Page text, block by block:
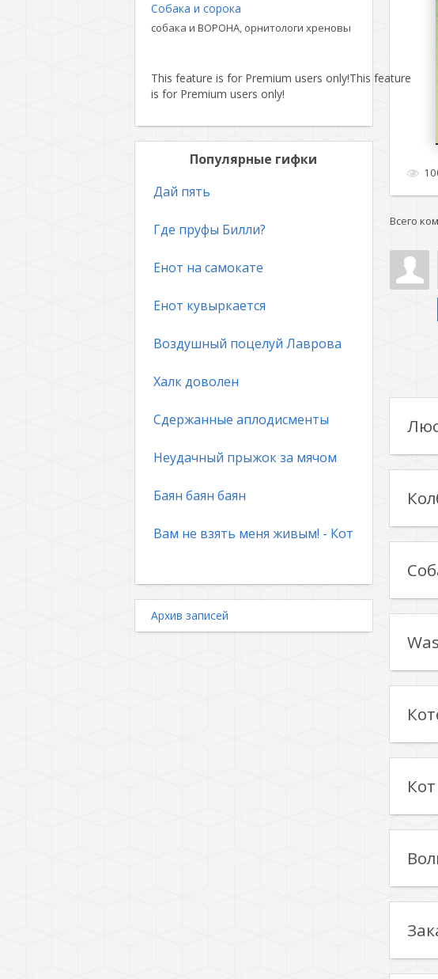
Всего
Собака и сорока
собака и ВОРОНА, орнитологи хреновы
This feature is for Premium users only!This feature
is for Premium users only!
Популярные гифки
Дай пять
Где пруфы Билли?
Енот на самокате
Енот кувыркается
Воздушный поцелуй Лаврова
Халк доволен
Сдержанные аплодисменты
Неудачный прыжок за мячом
Баян баян баян
Вам не взять меня живым! - Кот
Архив записей